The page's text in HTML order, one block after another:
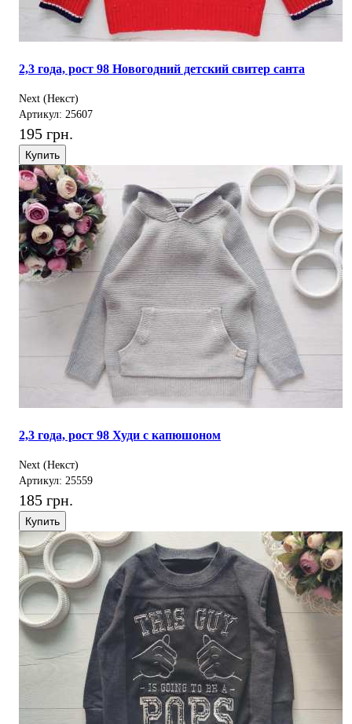
2,3 года, рост 98 Новогодний детский свитер санта
Next (Некст)
Артикул: 25607
195 грн.
Купить
2,3 года, рост 98 Худи с капюшоном
Next (Некст)
Артикул: 25559
185 грн.
Купить